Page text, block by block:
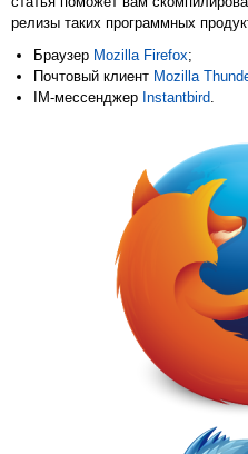
релизы таких программных
Браузер Mozilla Firefox;
Почтовый клиент Mozilla
IM-мессенджер Instantbird